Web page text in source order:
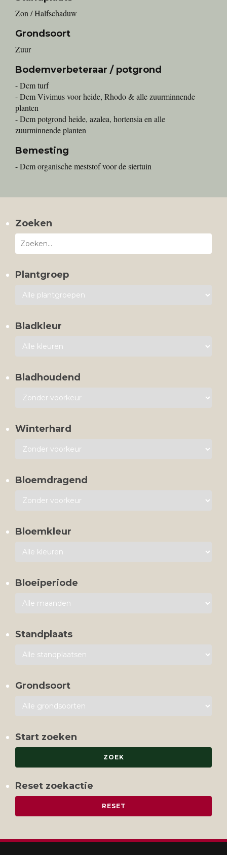
Zon / Halfschaduw
Grondsoort
Zuur
Bodemverbeteraar / potgrond
- Dcm turf
- Dcm Vivimus voor heide, Rhodo & alle zuurminnende
planten
- Dcm potgrond heide, azalea, hortensia en alle
zuurminnende planten
Bemesting
- Dcm organische meststof voor de siertuin
Zoeken
Plantgroep
Bladkleur
Bladhoudend
Winterhard
Bloemdragend
Bloemkleur
Bloeiperiode
Standplaats
Grondsoort
Start zoeken
Reset zoekactie